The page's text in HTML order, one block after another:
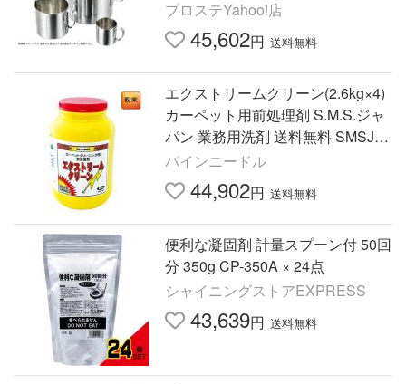
プロステYahoo!店
45,602円 送料無料
エクストリームクリーン(2.6kg×4)
カーペット用前処理剤 S.M.S.ジャ
パン 業務用洗剤 送料無料 SMSJA
PAN 粉末タイプ リストア洗剤 計
量スプーン付 温水推奨
パインニードル
44,902円 送料無料
便利な凝固剤 計量スプーン付 50回
分 350g CP-350A × 24点
シャイニングストアEXPRESS
43,639円 送料無料